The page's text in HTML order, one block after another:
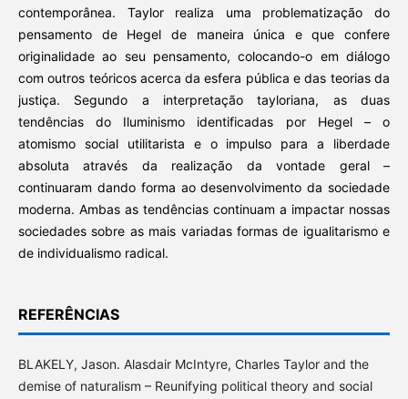
contemporânea. Taylor realiza uma problematização do
pensamento de Hegel de maneira única e que confere
originalidade ao seu pensamento, colocando-o em diálogo
com outros teóricos acerca da esfera pública e das teorias da
justiça. Segundo a interpretação tayloriana, as duas
tendências do Iluminismo identificadas por Hegel – o
atomismo social utilitarista e o impulso para a liberdade
absoluta através da realização da vontade geral –
continuaram dando forma ao desenvolvimento da sociedade
moderna. Ambas as tendências continuam a impactar nossas
sociedades sobre as mais variadas formas de igualitarismo e
de individualismo radical.
REFERÊNCIAS
BLAKELY, Jason. Alasdair McIntyre, Charles Taylor and the
demise of naturalism – Reunifying political theory and social